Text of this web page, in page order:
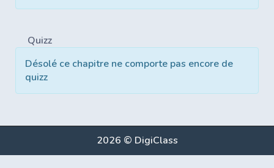
Quizz
Désolé ce chapitre ne comporte pas encore de
quizz
2026 © DigiClass